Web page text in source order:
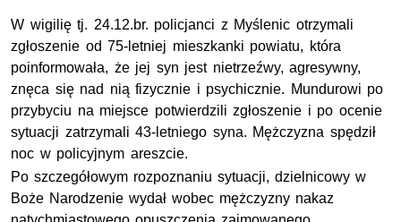
W wigilię tj. 24.12.br. policjanci z Myślenic otrzymali
zgłoszenie od 75-letniej mieszkanki powiatu, która
poinformowała, że jej syn jest nietrzeźwy, agresywny,
znęca się nad nią fizycznie i psychicznie. Mundurowi po
przybyciu na miejsce potwierdzili zgłoszenie i po ocenie
sytuacji zatrzymali 43-letniego syna. Mężczyzna spędził
noc w policyjnym areszcie.
Po szczegółowym rozpoznaniu sytuacji, dzielnicowy w
Boże Narodzenie wydał wobec mężczyzny nakaz